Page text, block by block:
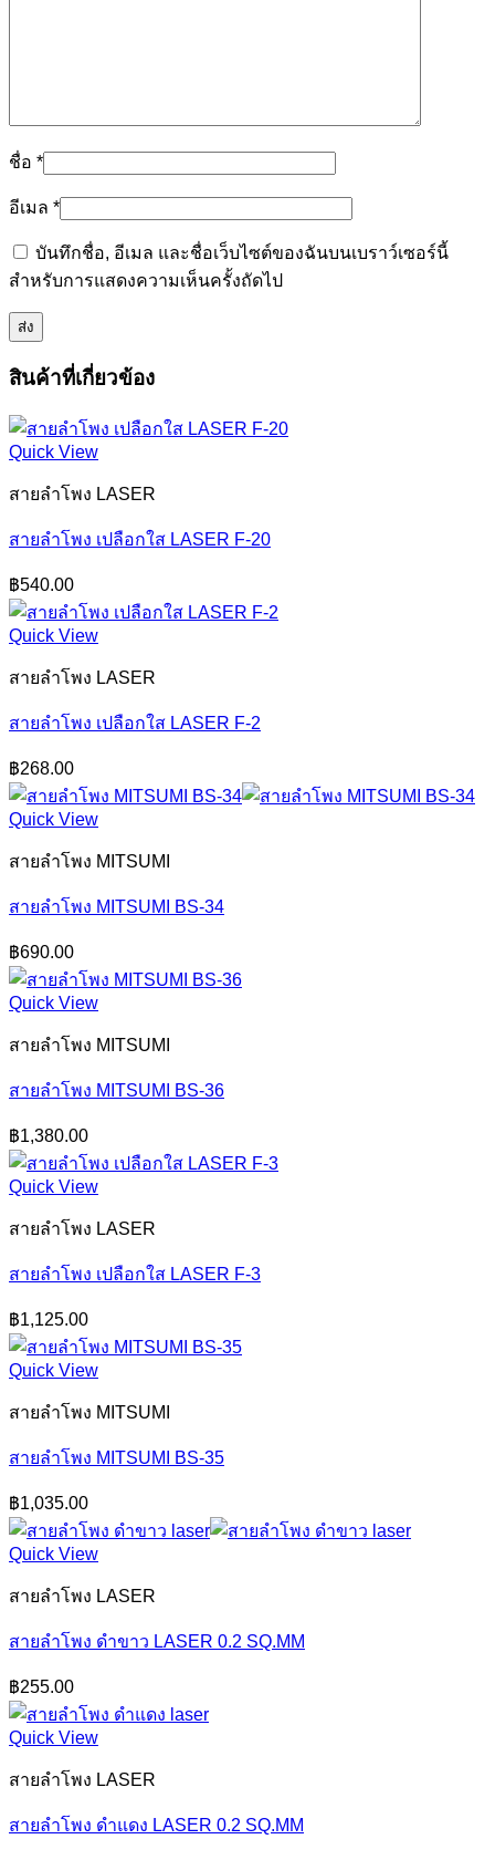
ชื่อ *
อีเมล *
บันทึกชื่อ, อีเมล และชื่อเว็บไซต์ของฉันบนเบราว์เซอร์นี้
สำหรับการแสดงความเห็นครั้งถัดไป
สินค้าที่เกี่ยวข้อง
Quick View
สายลำโพง LASER
สายลำโพง เปลือกใส LASER F-20
฿540.00
Quick View
สายลำโพง LASER
สายลำโพง เปลือกใส LASER F-2
฿268.00
Quick View
สายลำโพง MITSUMI
สายลำโพง MITSUMI BS-34
฿690.00
Quick View
สายลำโพง MITSUMI
สายลำโพง MITSUMI BS-36
฿1,380.00
Quick View
สายลำโพง LASER
สายลำโพง เปลือกใส LASER F-3
฿1,125.00
Quick View
สายลำโพง MITSUMI
สายลำโพง MITSUMI BS-35
฿1,035.00
Quick View
สายลำโพง LASER
สายลำโพง ดำขาว LASER 0.2 SQ.MM
฿255.00
Quick View
สายลำโพง LASER
สายลำโพง ดำแดง LASER 0.2 SQ.MM